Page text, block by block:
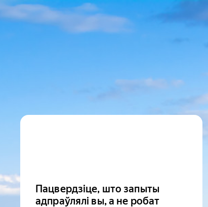
Пацвердзіце, што запыты
адпраўлялі вы, а не робат